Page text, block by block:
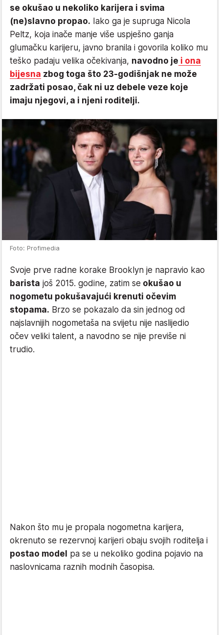
se okušao u nekoliko karijera i svima
(ne)slavno propao. Iako ga je supruga Nicola
Peltz, koja inače manje više uspješno ganja
glumačku karijeru, javno branila i govorila koliko mu
teško padaju velika očekivanja, navodno je i ona
bijesna zbog toga što 23-godišnjak ne može
zadržati posao, čak ni uz debele veze koje
imaju njegovi, a i njeni roditelji.
Foto: Profimedia
Svoje prve radne korake Brooklyn je napravio kao
barista još 2015. godine, zatim se okušao u
nogometu pokušavajući krenuti očevim
stopama. Brzo se pokazalo da sin jednog od
najslavnijih nogometaša na svijetu nije naslijedio
očev veliki talent, a navodno se nije previše ni
trudio.
Nakon što mu je propala nogometna karijera,
okrenuto se rezervnoj karijeri obaju svojih roditelja i
postao model pa se u nekoliko godina pojavio na
naslovnicama raznih modnih časopisa.